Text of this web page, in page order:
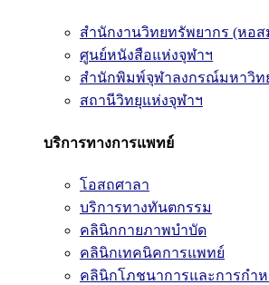
สำนักงานวิทยทรัพยากร (หอส
ศูนย์หนังสือแห่งจุฬาฯ
สำนักพิมพ์จุฬาลงกรณ์มหาวิท
สถานีวิทยุแห่งจุฬาฯ
บริการทางการแพทย์
โอสถศาลา
บริการทางทันตกรรม
คลินิกกายภาพบำบัด
คลินิกเทคนิคการแพทย์
คลินิกโภชนาการและการกำ